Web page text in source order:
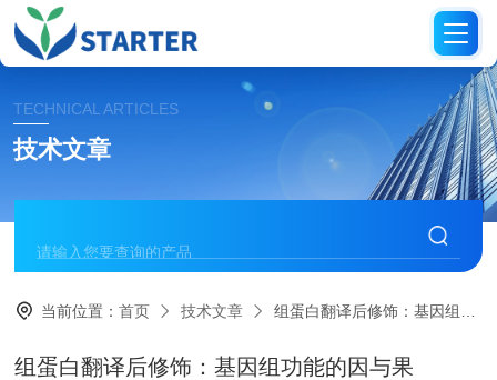
TECHNICAL ARTICLES
技术文章
当前位置：首页 技术文章 组蛋白翻译后修饰：基因组功能的因与果
组蛋白翻译后修饰：基因组功能的因与果